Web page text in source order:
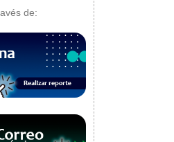
de: